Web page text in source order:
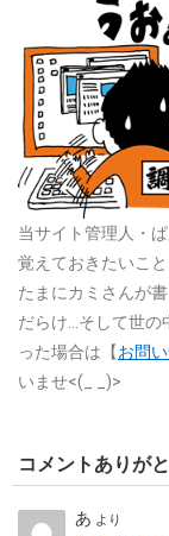
当サイト管理人・ぱ
覚えておきたいこ
たまにカミさんが
だらけ…そして世の
った場合は【お問
いませ<(_ _)>
コメントありが
あ より